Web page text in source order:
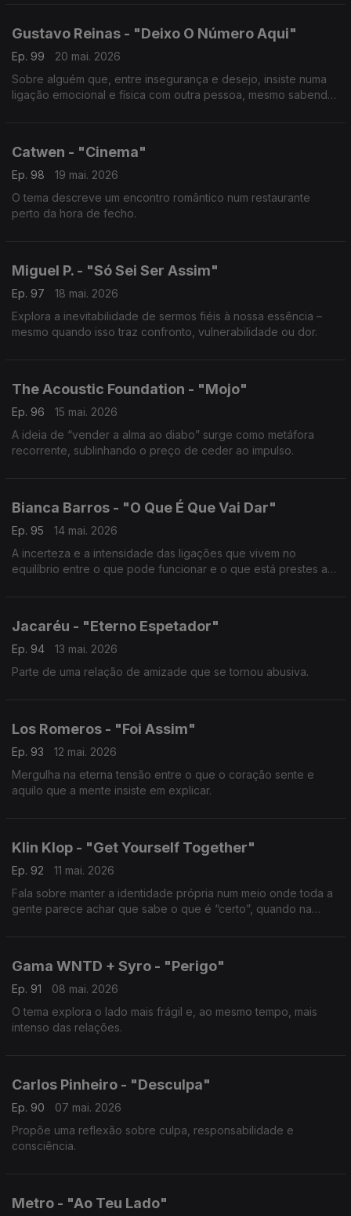
Gustavo Reinas - "Deixo O Número Aqui"
Ep. 99
20 mai. 2026
Sobre alguém que, entre insegurança e desejo, insiste numa
ligação emocional e física com outra pessoa, mesmo sabendo
Catwen - "Cinema"
Ep. 98
19 mai. 2026
O tema descreve um encontro romântico num restaurante
perto da hora de fecho.
Miguel P. - "Só Sei Ser Assim"
Ep. 97
18 mai. 2026
Explora a inevitabilidade de sermos fiéis à nossa essência –
mesmo quando isso traz confronto, vulnerabilidade ou dor.
The Acoustic Foundation - "Mojo"
Ep. 96
15 mai. 2026
A ideia de “vender a alma ao diabo” surge como metáfora
recorrente, sublinhando o preço de ceder ao impulso.
Bianca Barros - "O Que É Que Vai Dar"
Ep. 95
14 mai. 2026
A incerteza e a intensidade das ligações que vivem no
equilíbrio entre o que pode funcionar e o que está prestes a
Jacaréu - "Eterno Espetador"
Ep. 94
13 mai. 2026
Parte de uma relação de amizade que se tornou abusiva.
Los Romeros - "Foi Assim"
Ep. 93
12 mai. 2026
Mergulha na eterna tensão entre o que o coração sente e
aquilo que a mente insiste em explicar.
Klin Klop - "Get Yourself Together"
Ep. 92
11 mai. 2026
Fala sobre manter a identidade própria num meio onde toda a
gente parece achar que sabe o que é “certo”, quando na
Gama WNTD + Syro - "Perigo"
Ep. 91
08 mai. 2026
O tema explora o lado mais frágil e, ao mesmo tempo, mais
intenso das relações.
Carlos Pinheiro - "Desculpa"
Ep. 90
07 mai. 2026
Propõe uma reflexão sobre culpa, responsabilidade e
consciência.
Metro - "Ao Teu Lado"